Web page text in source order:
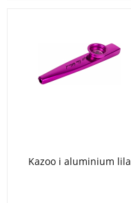
Kazoo i aluminium lila